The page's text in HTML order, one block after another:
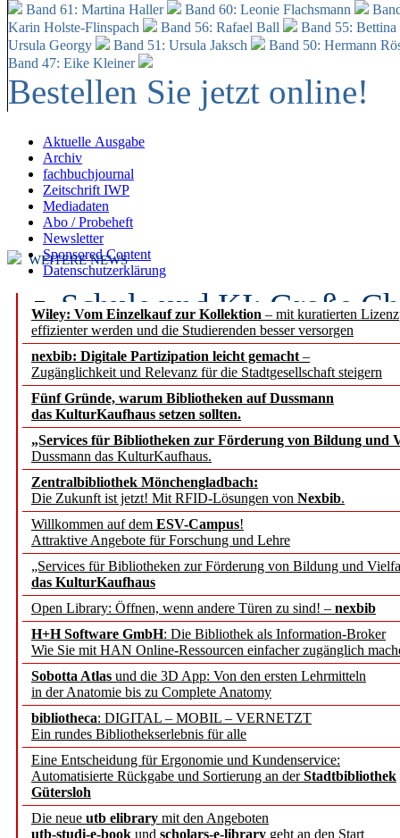
Band 61: Martina Haller
Band 60: Leonie Flachsmann
Karin Holste-Flinspach
Band 56: Rafael Ball
Band 55:
Ursula Georgy
Band 51: Ursula Jaksch Band 50: Hermann
Band 47: Eike Kleiner
Bestellen Sie jetzt online!
Aktuelle Ausgabe
Archiv
fachbuchjournal
Zeitschrift IWP
Mediadaten
Abo / Probeheft
Newsletter
Sponsored Content
Datenschutzerklärung
Wiley: Vom Einzelkauf zur Kollektion – mit kuratierten
effizienter werden und die Studierenden besser versorgen
nexbib: Digitale Partizipation leicht gemacht –
Zugänglichkeit und Relevanz für die Stadtgesellschaft steigern
Fünf Gründe, warum Bibliotheken auf Dussmann
das KulturKaufhaus setzen sollten.
„Services für Bibliotheken zur Förderung von Bildung und
Dussmann das KulturKaufhaus.
Zentralbibliothek Mönchengladbach:
Die Zukunft ist jetzt! Mit RFID-Lösungen von Nexbib.
Willkommen auf dem ESV-Campus!
Attraktive Angebote für Forschung und Lehre
„Services für Bibliotheken zur Förderung von Bildung und
das KulturKaufhaus
Open Library: Öffnen, wenn andere Türen zu sind! – nexbib
H+H Software GmbH: Die Bibliothek als Information-Broker
Wie Sie mit HAN Online-Ressourcen einfacher zugänglich
Sobotta Atlas und die 3D App: Von den ersten Lehrmitteln
in der Anatomie bis zu Complete Anatomy
bibliotheca: DIGITAL – MOBIL – VERNETZT
Ein rundes Bibliothekserlebnis für alle
Eine Entscheidung für Ergonomie und Kundenservice:
Automatisierte Rückgabe und Sortierung an derStadtbibliothek
Gütersloh
Die neue utb elibrary mit den Angeboten
utb-studi-e-book und scholars-e-library geht an den Start
WEITERE NEWS
Schule und KI: Große
Voraussetzungen
Erfolgreiches erstes
Segment Research –
angepasst
konstruktiv!
Mohr Siebeck
und die Zeitschrift für
Francke Attempto
EBSCO Information
Recherchefunktionen in
Sorbisches Institut neu
Geschichte und